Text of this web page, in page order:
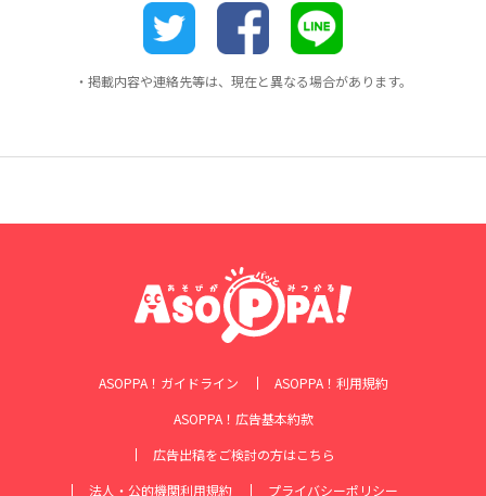
・掲載内容や連絡先等は、現在と異なる場合があります。
ASOPPA！ガイドライン
ASOPPA！利用規約
ASOPPA！広告基本約款
広告出稿をご検討の方はこちら
法人・公的機関利用規約
プライバシーポリシー